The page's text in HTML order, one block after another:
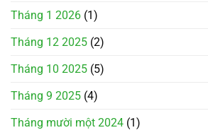
Tháng 1 2026 (1)
Tháng 12 2025 (2)
Tháng 10 2025 (5)
Tháng 9 2025 (4)
Tháng mười một 2024 (1)